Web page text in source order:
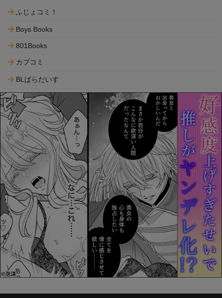
ふじょコミ！
Boys Books
801Books
カプコミ
BLぱらだいす